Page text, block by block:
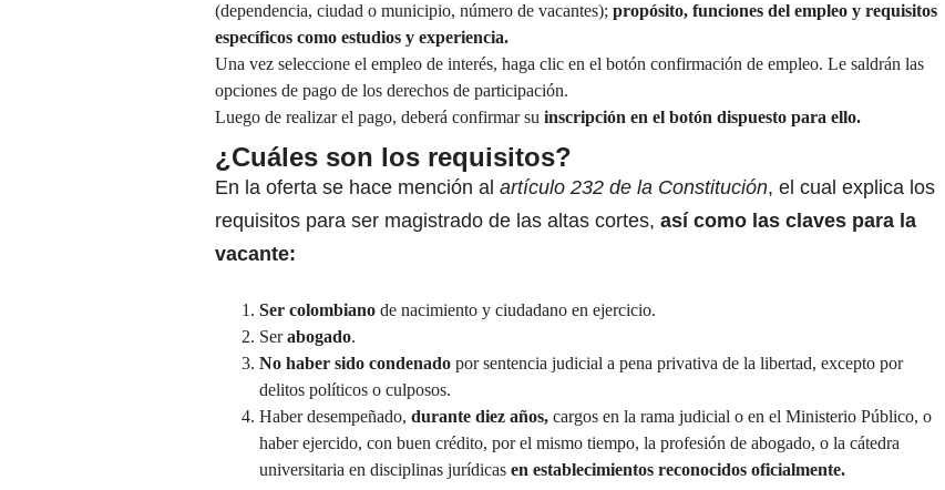
(dependencia, ciudad o municipio, número de vacantes); propósito, funciones del empleo y requisitos
específicos como estudios y experiencia.
Una vez seleccione el empleo de interés, haga clic en el botón confirmación de empleo. Le saldrán las
opciones de pago de los derechos de participación.
Luego de realizar el pago, deberá confirmar su inscripción en el botón dispuesto para ello.
¿Cuáles son los requisitos?
En la oferta se hace mención al artículo 232 de la Constitución, el cual explica los
requisitos para ser magistrado de las altas cortes, así como las claves para la
vacante:
Ser colombiano de nacimiento y ciudadano en ejercicio.
Serabogado.
No haber sido condenado por sentencia judicial a pena privativa de la libertad, excepto por
delitos políticos o culposos.
Haber desempeñado, durante diez años, cargos en la rama judicial o en el Ministerio Público, o
haber ejercido, con buen crédito, por el mismo tiempo, la profesión de abogado, o la cátedra
universitaria en disciplinas jurídicas en establecimientos reconocidos oficialmente.